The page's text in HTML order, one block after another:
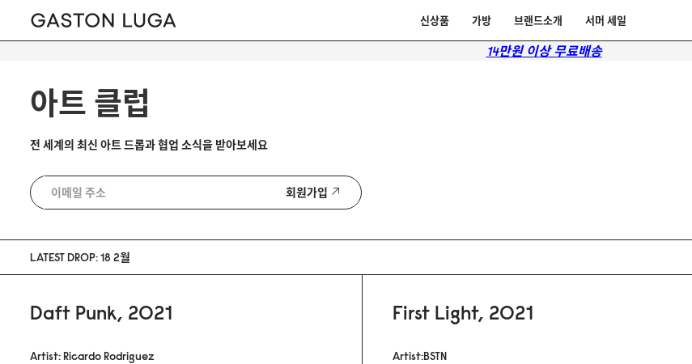
신상품 가방 브랜드소개 서머 세일
14만원 이상 무료배송
아트 클럽
전 세계의 최신 아트 드롭과 협업 소식을 받아보세요
회원가입
LATEST DROP: 18 2월
Daft Punk, 2021
Artist: Ricardo Rodriguez
First Light, 2021
Artist:BSTN